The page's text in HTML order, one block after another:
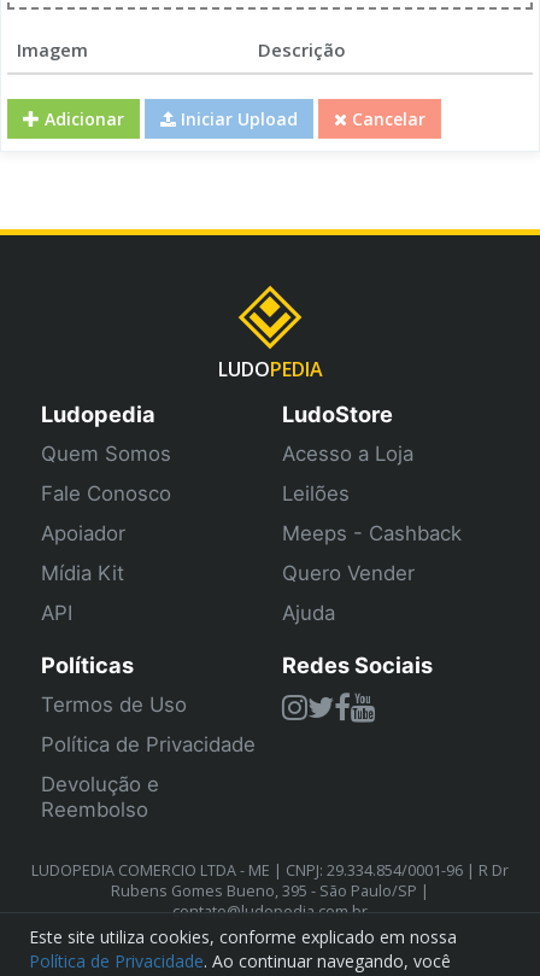
Imagem Descrição
Adicionar Iniciar Upload Cancelar
LUDOPEDIA
Ludopedia
Quem Somos
Fale Conosco
Apoiador
Mídia Kit
API
LudoStore
Acesso a Loja
Leilões
Meeps - Cashback
Quero Vender
Ajuda
Políticas
Termos de Uso
Política de Privacidade
Devolução e
Reembolso
Redes Sociais
LUDOPEDIA COMERCIO LTDA - ME | CNPJ: 29.334.854/0001-96 | R Dr
Rubens Gomes Bueno, 395 - São Paulo/SP |
contato@ludopedia.com.br
Este site utiliza cookies, conforme explicado em nossa
Política de Privacidade. Ao continuar navegando, você